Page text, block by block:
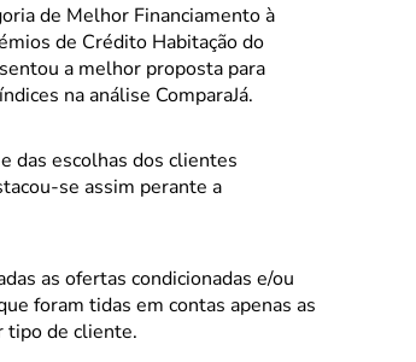
de Melhor Financiamento à
de Crédito Habitação do
a melhor proposta para
na análise ComparaJá.
das escolhas dos clientes
se assim perante a
as ofertas condicionadas e/ou
foram tidas em contas apenas as
tipo de cliente.